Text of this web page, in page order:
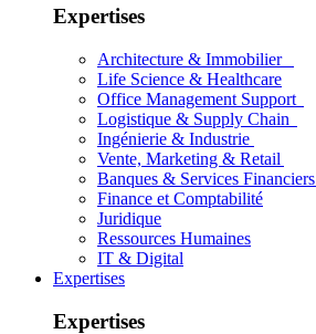
Expertises
Architecture & Immobilier
Life Science & Healthcare
Office Management Support
Logistique & Supply Chain
Ingénierie & Industrie
Vente, Marketing & Retail
Banques & Services Financiers
Finance et Comptabilité
Juridique
Ressources Humaines
IT & Digital
Expertises
Expertises